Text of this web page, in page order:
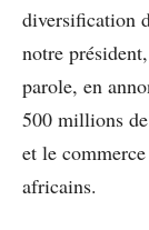
diversification
notre
parole, en
500 millions
et le
africains.